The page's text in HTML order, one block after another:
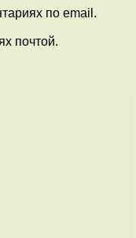
по email.
почтой.